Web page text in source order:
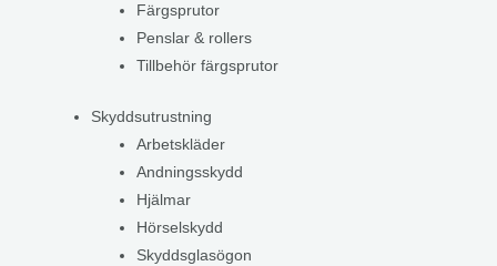
Färgsprutor
Penslar & rollers
Tillbehör färgsprutor
Skyddsutrustning
Arbetskläder
Andningsskydd
Hjälmar
Hörselskydd
Skyddsglasögon